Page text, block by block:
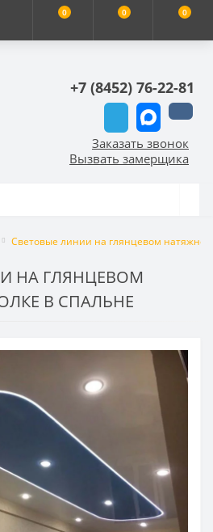
0 0 0
+7 (8452) 76-22-81
Заказать звонок
Вызвать замерщика
Световые линии на глянцевом натяжном
НА ГЛЯНЦЕВОМ
В СПАЛЬНЕ